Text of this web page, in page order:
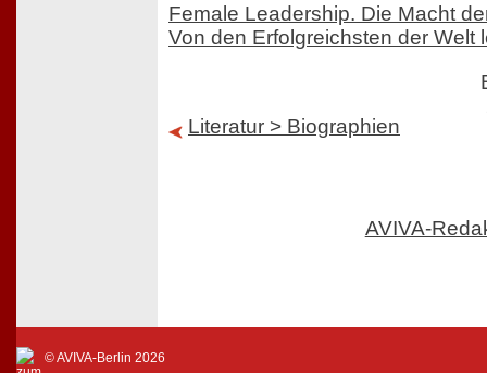
Female Leadership. Die Macht
Von den Erfolgreichsten der Welt
Literatur > Biographien
AVIVA-
© AVIVA-Berlin 2026